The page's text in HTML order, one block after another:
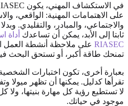
على الاهتمامات المهنية: الواقعي،
والاجتماعي، والمبادر، والتقليدي.
ثابتا إلى الأبد، يمكن أن تساعدك
RIASEC على ملاحظة أنشطة العمل
تمنحك طاقة أكبر، أو تستحق البحث
بعبارة أخرى، تكون اختبارات
تقرأها كدليل. يمكنها أن تظهر ميولا
لا تستطيع رؤية كل مهارة بنيتها، ولا
موجود في حياتك.